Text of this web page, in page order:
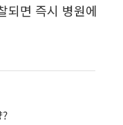
되면 즉시 병원에